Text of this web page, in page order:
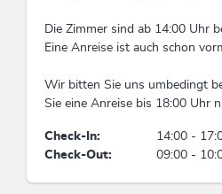
Wintergarten, Terrasse,
Aufenthaltsraum,
Die Zimmer sind ab 14:00 Uhr
Eine Anreise ist auch schon
Wir bitten Sie uns umbedingt
Sie eine Anreise bis 18:00 Uhr
Check-In:
14:00 -
Check-Out:
09:00 -